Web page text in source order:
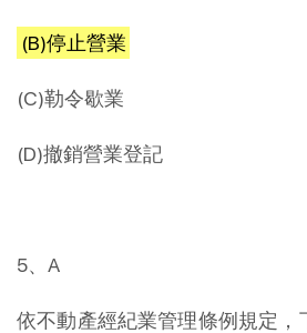
(B)停止營業
(C)勒令歇業
(D)撤銷營業登記
5、A
依不動產經紀業管理條例規定，